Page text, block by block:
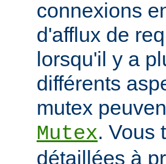
connexions
d'afflux de
lorsqu'il y a
différents
mutex
Mutex. Vous
détaillées à